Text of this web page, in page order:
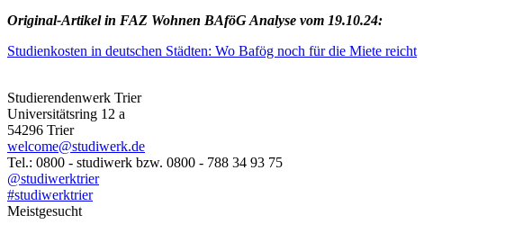
Original-Artikel in FAZ Wohnen BAföG Analyse vom 19.10.24:
Studienkosten in deutschen Städten: Wo Bafög noch für die Miete reicht
Studierendenwerk Trier
Universitätsring 12 a
54296 Trier
welcome@studiwerk.de
Tel.: 0800 - studiwerk bzw. 0800 - 788 34 93 75
@studiwerktrier
#studiwerktrier
Meistgesucht